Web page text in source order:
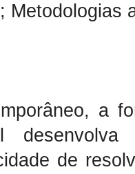
Metodologias
a
de